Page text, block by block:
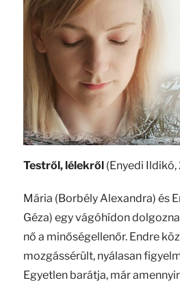
Testről, lélekről (Enyedi Ildikó,
Mária (Borbély Alexandra) és
Géza) egy vágóhídon
nő a minőségellenőr. Endre
mozgássérült, nyálasan
Egyetlen barátja, már